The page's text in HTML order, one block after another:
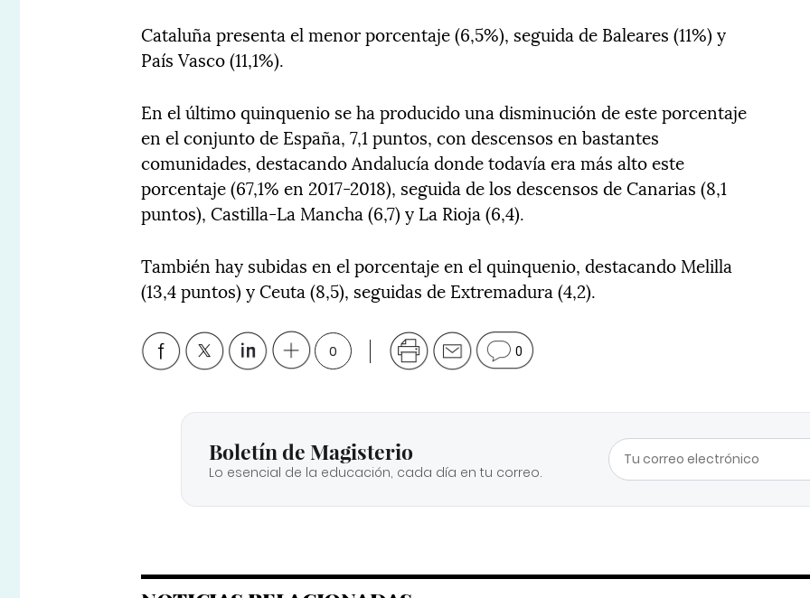
Cataluña presenta el menor porcentaje (6,5%), seguida de Baleares (11%) y
País Vasco (11,1%).
En el último quinquenio se ha producido una disminución de este porcentaje
en el conjunto de España, 7,1 puntos, con descensos en bastantes
comunidades, destacando Andalucía donde todavía era más alto este
porcentaje (67,1% en 2017-2018), seguida de los descensos de Canarias (8,1
puntos), Castilla-La Mancha (6,7) y La Rioja (6,4).
También hay subidas en el porcentaje en el quinquenio, destacando Melilla
(13,4 puntos) y Ceuta (8,5), seguidas de Extremadura (4,2).
0 0
Boletín de Magisterio
Lo esencial de la educación, cada día en tu correo.